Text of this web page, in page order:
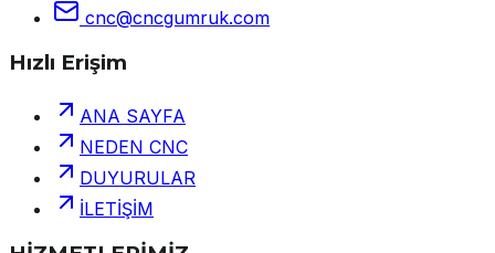
cnc@cncgumruk.com
Hızlı Erişim
ANA SAYFA
NEDEN CNC
DUYURULAR
İLETİŞİM